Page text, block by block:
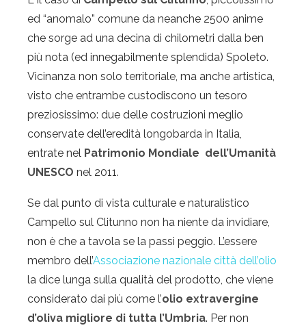
ed “anomalo” comune da neanche 2500 anime
che sorge ad una decina di chilometri dalla ben
più nota (ed innegabilmente splendida) Spoleto.
Vicinanza non solo territoriale, ma anche artistica,
visto che entrambe custodiscono un tesoro
preziosissimo: due delle costruzioni meglio
conservate dell’eredità longobarda in Italia,
entrate nel Patrimonio Mondiale dell’Umanità
UNESCO nel 2011.
Se dal punto di vista culturale e naturalistico
Campello sul Clitunno non ha niente da invidiare,
non è che a tavola se la passi peggio. L’essere
membro dell’Associazione nazionale città dell’olio
la dice lunga sulla qualità del prodotto, che viene
considerato dai più come l’olio extravergine
d’oliva migliore di tutta l’Umbria. Per non